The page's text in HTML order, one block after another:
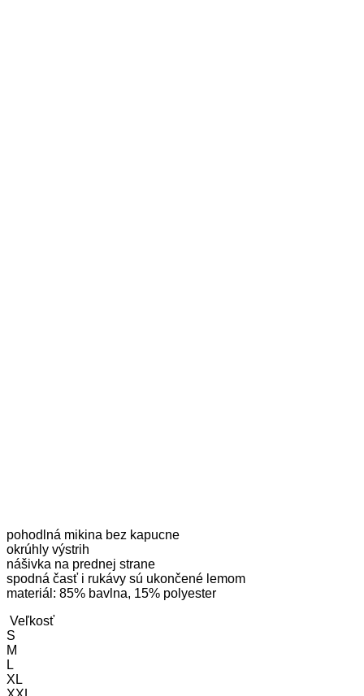
pohodlná mikina bez kapucne
okrúhly výstrih
nášivka na prednej strane
spodná časť i rukávy sú ukončené lemom
materiál: 85% bavlna, 15% polyester
Veľkosť
S
M
L
XL